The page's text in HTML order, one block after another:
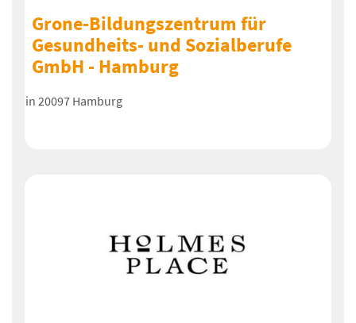
Grone-Bildungszentrum für
Gesundheits- und Sozialberufe
GmbH - Hamburg
in 20097 Hamburg